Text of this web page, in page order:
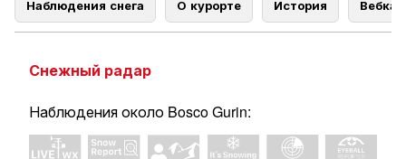
Наблюдения снега О курорте История
Снежный радар
Наблюдения около Bosco Gurin: